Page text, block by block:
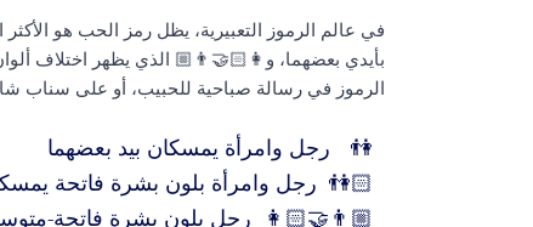
في عالم الرموز التعبيرية، يظل رمز الحب هو
بأيدي بعضهما، و👩🏻‍🤝‍👨🏼 الذي يظهر اختلاف
الرموز في رسالة صباحية للحبيب، أو على سناب
👫
رجل وامرأة يمسكان بيد بعضهما
👫🏻 رجل وامرأة بلون بشرة فاتحة
👩🏻‍🤝‍👨🏼
رجل بلون بشرة فاتحة-